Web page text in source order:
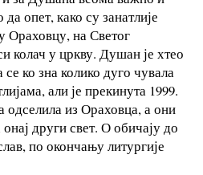
опет, како су занатлије
Ораховцу, на Светог
колач у цркву. Душан је хтео
ко зна колико дуго чувала
али је прекинута 1999.
одселила из Ораховца, а они
други свет. О обичају до
по окончању литургије